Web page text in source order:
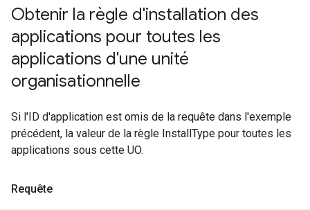
Obtenir la règle d'installation des
applications pour toutes les
applications d'une unité
organisationnelle
Si l'ID d'application est omis de la requête dans l'exemple
précédent, la valeur de la règle InstallType pour toutes les
applications sous cette UO.
Requête